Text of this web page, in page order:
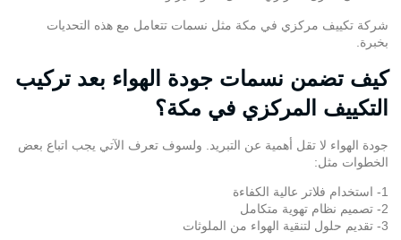
شركة تكييف مركزي في مكة مثل نسمات تتعامل مع هذه التحديات
بخبرة.
كيف تضمن نسمات جودة الهواء بعد تركيب
التكييف المركزي في مكة؟
جودة الهواء لا تقل أهمية عن التبريد. ولسوف تعرف الآتي يجب اتباع بعض
الخطوات مثل:
1- استخدام فلاتر عالية الكفاءة
2- تصميم نظام تهوية متكامل
3- تقديم حلول لتنقية الهواء من الملوثات